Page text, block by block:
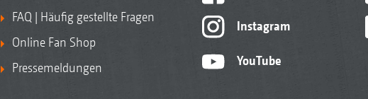
FAQ | Häufig gestellte Fragen
Online Fan Shop
Pressemeldungen
Instagram
YouTube